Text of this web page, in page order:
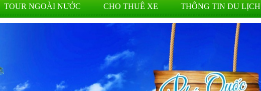
TOUR NGOÀI NƯỚC CHO THUÊ XE THÔNG TIN DU LỊCH